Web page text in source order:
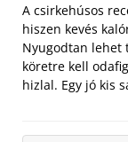
A csirkehúsos
hiszen kevés
Nyugodtan lehet
köretre kell
hizlal. Egy jó kis